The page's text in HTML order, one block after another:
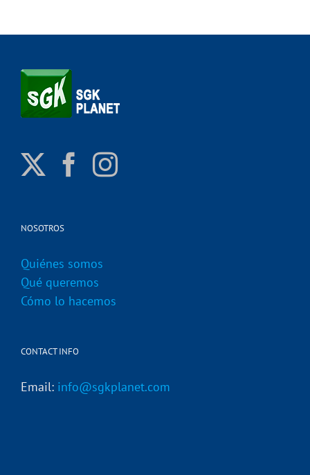
NOSOTROS
Quiénes somos
Qué queremos
Cómo lo hacemos
CONTACT INFO
Email: info@sgkplanet.com